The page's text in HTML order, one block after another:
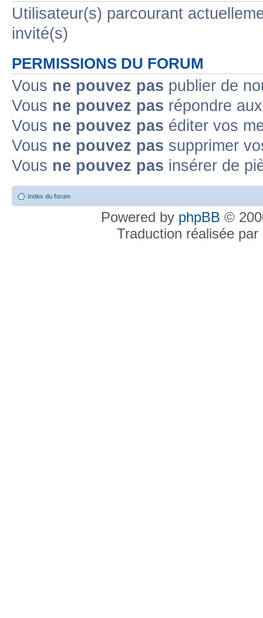
Utilisateur(s) parcourant
invité(s)
PERMISSIONS DU FORUM
Vous ne pouvez pas publier de
Vous ne pouvez pas répondre
Vous ne pouvez pas éditer vos
Vous ne pouvez pas supprimer
Vous ne pouvez pas insérer de
Index du forum
Powered by phpBB ©
Traduction réalisée par